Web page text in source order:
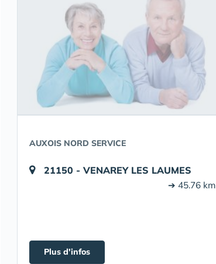
AUXOIS NORD SERVICE
21150 - VENAREY LES LAUMES
➔ 45.76 km
Plus d'infos